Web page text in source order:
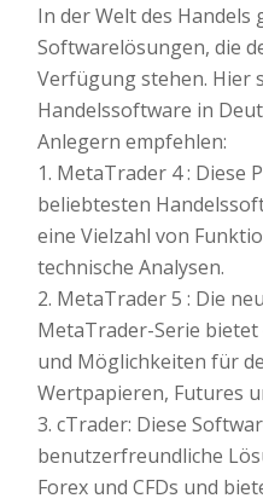
In der Welt des Handels
Softwarelösungen, die
Verfügung stehen. Hier
Handelssoftware in
Anlegern empfehlen:
1. MetaTrader 4 : Diese
beliebtesten
eine Vielzahl von
technische Analysen.
2. MetaTrader 5 : Die
MetaTrader-Serie
und Möglichkeiten für
Wertpapieren, Futures
3. cTrader: Diese
benutzerfreundliche
Forex und CFDs und